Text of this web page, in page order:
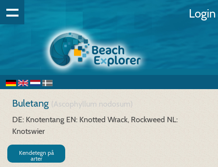
Login
Buletang (Ascophyllum nodosum)
DE: Knotentang EN: Knotted Wrack, Rockweed NL:
Knotswier
Kendetegn på
arter